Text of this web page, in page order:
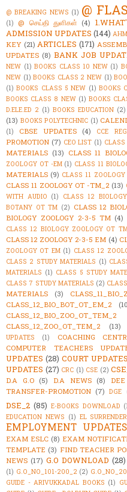
@ BREAKING NEWS (1) @
(1) @ செய்தி துளிகள் (4)
ADMISSION UPDATES (144)
KEY (21) ARTICLES (171)
UPDATES (8) BANK JOB
NEW (1) BOOKS CLASS 10 NEW (1)
NEW (1) BOOKS CLASS 2 NEW (1)
(1) BOOKS CLASS 5 NEW (1) BOOKS
BOOKS CLASS 8 NEW (1) BOOKS
D.ELE.ED 2 (1) BOOKS EDUCATION (2)
(13) BOOKS POLYTECHNIC (1)
(1)
CBSE UPDATES (4) CCE
PROMOTION (7) CEO LIST (1)
MATERIALS (13) CLASS 11
ZOOLOGY OT -EM (1) CLASS 11
MATERIALS (9) CLASS 11
CLASS 11 ZOOLOGY OT -TM_2 (13)
WITH AUDIO (1) CLASS 12
BOTANY OT TM (2) CLASS 12
BIOLOGY ZOOLOGY 2-3-5 TM (4)
CLASS 12 BIOLOGY ZOOLOGY OT
CLASS 12 ZOOLOGY 2-3-5 EM (4)
ZOOLOGY OT EM (1) CLASS 12
CLASS 2 STUDY MATERIALS (1)
MATERIALS (1) CLASS 5 STUDY
CLASS 7 STUDY MATERIALS (2)
MATERIALS
(3)
CLASS_12_BIO_BOT_OT_EM_2
CLASS_12_BIO_ZOO_OT_TEM_2
CLASS_12_ZOO_OT_TEM_2
(13)
UPDATES
(1) COACHING
COMPUTER TEACHERS
UPDATES (28) COURT UPDATES
UPDATES (27) CRC (1) CSE (2)
D.A G.O (5) D.A NEWS (8) DEE
TRANSFER-PROMOTION (7) DGE
DSE_2 (85) E-BOOKS DOWNLOAD
EDUCATION NEWS (1) EL SURRENDER
EMPLOYMENT UPDATES
EXAM ESLC (8) EXAM
TEMPLATE (3) FIND TEACHER
NEWS (17) G.O DOWNLOAD (28)
(1) G.O_NO_101-200_2 (2)
GUIDE - ARIVUKKADAL BOOKS (1)